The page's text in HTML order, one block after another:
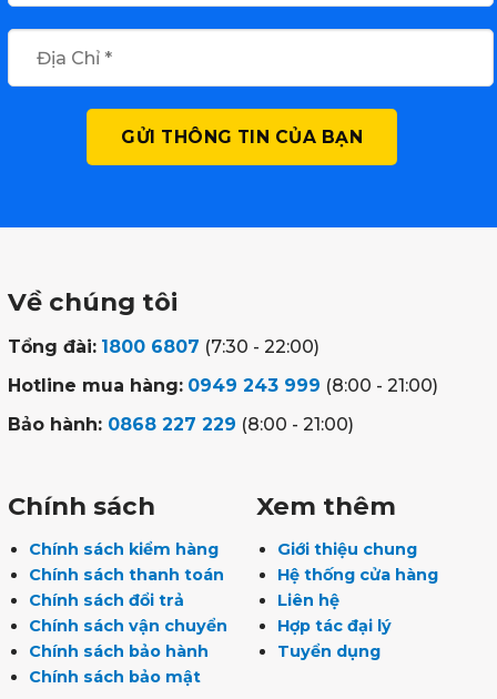
Về chúng tôi
Tổng đài: 1800 6807 (7:30 - 22:00)
Hotline mua hàng: 0949 243 999 (8:00 - 21:00)
Bảo hành: 0868 227 229 (8:00 - 21:00)
Chính sách
Chính sách kiểm hàng
Chính sách thanh toán
Chính sách đổi trả
Chính sách vận chuyển
Chính sách bảo hành
Chính sách bảo mật
Xem thêm
Giới thiệu chung
Hệ thống cửa hàng
Liên hệ
Hợp tác đại lý
Tuyển dụng